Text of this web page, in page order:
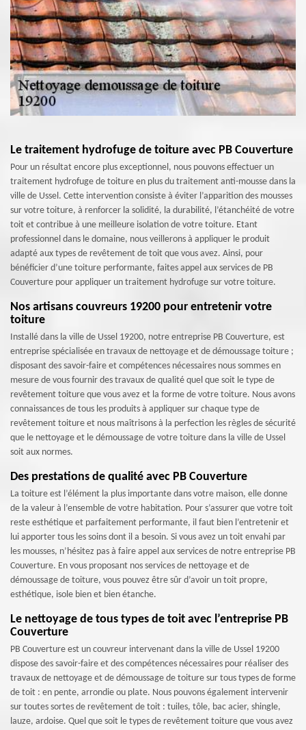
Le traitement hydrofuge de toiture avec PB Couverture
Pour un résultat encore plus exceptionnel, nous pouvons effectuer un
traitement hydrofuge de toiture en plus du traitement anti-mousse dans la
ville de Ussel. Cette intervention consiste à éviter l’apparition des mousses
sur votre toiture, à renforcer la solidité, la durabilité, l’étanchéité de votre
toit et contribue à une meilleure isolation de votre toiture. Etant
professionnel dans le domaine, nous veillerons à appliquer le produit
adapté aux types de revêtement de toit que vous avez. Ainsi, pour
bénéficier d’une toiture performante, faites appel aux services de PB
Couverture pour appliquer un traitement hydrofuge sur votre toiture.
Nos artisans couvreurs 19200 pour entretenir votre
toiture
Installé dans la ville de Ussel 19200, notre entreprise PB Couverture, est
entreprise spécialisée en travaux de nettoyage et de démoussage toiture ;
disposant des savoir-faire et compétences nécessaires nous sommes en
mesure de vous fournir des travaux de qualité quel que soit le type de
revêtement toiture que vous avez et la forme de votre toiture. Nous avons
connaissances de tous les produits à appliquer sur chaque type de
revêtement toiture et nous maîtrisons à la perfection les règles de sécurité
que le nettoyage et le démoussage de votre toiture dans la ville de Ussel
soit aux normes.
Des prestations de qualité avec PB Couverture
La toiture est l’élément la plus importante dans votre maison, elle donne
de la valeur à l’ensemble de votre habitation. Pour s’assurer que votre toit
reste esthétique et parfaitement performante, il faut bien l’entretenir et
lui apporter tous les soins dont il a besoin. Si vous avez un toit envahi par
les mousses, n’hésitez pas à faire appel aux services de notre entreprise PB
Couverture. En vous proposant nos services de nettoyage et de
démoussage de toiture, vous pouvez être sûr d’avoir un toit propre,
esthétique, isole bien et bien étanche.
Le nettoyage de tous types de toit avec l’entreprise PB
Couverture
PB Couverture est un couvreur intervenant dans la ville de Ussel 19200
dispose des savoir-faire et des compétences nécessaires pour réaliser des
travaux de nettoyage et de démoussage de toiture sur tous types de forme
de toit : en pente, arrondie ou plate. Nous pouvons également intervenir
sur toutes sortes de revêtement de toit : tuiles, tôle, bac acier, shingle,
lauze, ardoise. Quel que soit le types de revêtement toiture que vous avez